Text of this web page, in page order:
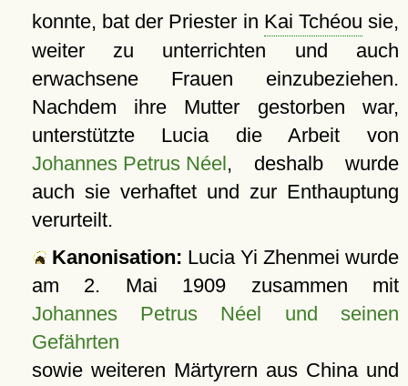
konnte, bat der Priester in Kai Tchéou sie,
weiter zu unterrichten und auch
erwachsene Frauen einzubeziehen.
Nachdem ihre Mutter gestorben war,
unterstützte Lucia die Arbeit von
Johannes Petrus Néel, deshalb wurde
auch sie verhaftet und zur Enthauptung
verurteilt.
Kanonisation: Lucia Yi Zhenmei wurde
am 2. Mai 1909 zusammen mit
Johannes Petrus Néel und seinen
Gefährten
sowie weiteren Märtyrern aus China und